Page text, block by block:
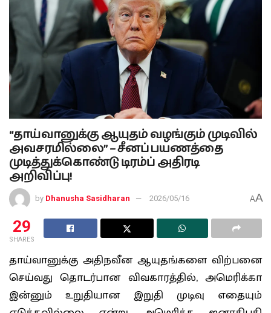
“தாய்வானுக்கு ஆயுதம் வழங்கும் முடிவில்
அவசரமில்லை” – சீனப் பயணத்தை
முடித்துக்கொண்டு டிரம்ப் அதிரடி
அறிவிப்பு!
by Dhanusha Sasidharan 2026/05/16 AA
29
SHARES
தாய்வானுக்கு அதிநவீன ஆயுதங்களை விற்பனை
செய்வது தொடர்பான விவகாரத்தில், அமெரிக்கா
இன்னும் உறுதியான இறுதி முடிவு எதையும்